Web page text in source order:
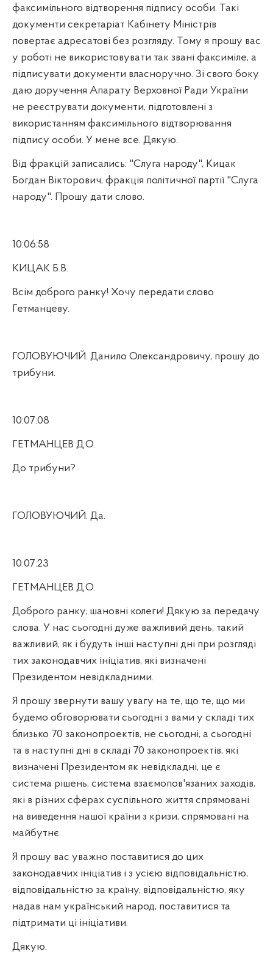
факсимільного відтворення підпису особи. Такі
документи секретаріат Кабінету Міністрів
повертає адресатові без розгляду. Тому я прошу вас
у роботі не використовувати так звані факсиміле, а
підписувати документи власноручно. Зі свого боку
даю доручення Апарату Верховної Ради України
не реєструвати документи, підготовлені з
використанням факсимільного відтворювання
підпису особи. У мене все. Дякую.
Від фракцій записались: "Слуга народу", Кицак
Богдан Вікторович, фракція політичної партії "Слуга
народу". Прошу дати слово.
10:06:58
КИЦАК Б.В.
Всім доброго ранку! Хочу передати слово
Гетманцеву.
ГОЛОВУЮЧИЙ. Данило Олександровичу, прошу до
трибуни.
10:07:08
ГЕТМАНЦЕВ Д.О.
До трибуни?
ГОЛОВУЮЧИЙ. Да.
10:07:23
ГЕТМАНЦЕВ Д.О.
Доброго ранку, шановні колеги! Дякую за передачу
слова. У нас сьогодні дуже важливий день, такий
важливий, як і будуть інші наступні дні при розгляді
тих законодавчих ініціатив, які визначені
Президентом невідкладними.
Я прошу звернути вашу увагу на те, що те, що ми
будемо обговорювати сьогодні з вами у складі тих
близько 70 законопроектів, не сьогодні, а сьогодні
та в наступні дні в складі 70 законопроектів, які
визначені Президентом як невідкладні, це є
система рішень, система взаємопов'язаних заходів,
які в різних сферах суспільного життя спрямовані
на виведення нашої країни з кризи, спрямовані на
майбутнє.
Я прошу вас уважно поставитися до цих
законодавчих ініціатив і з усією відповідальністю,
відповідальністю за країну, відповідальністю, яку
надав нам український народ, поставитися та
підтримати ці ініціативи.
Дякую.